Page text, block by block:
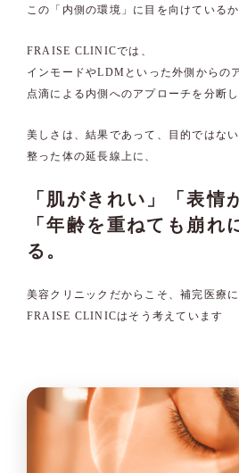
この「内側の環境」に目を向けているか
FRAISE CLINICでは、
インモードやLDMといった外側からの
点滴による内側へのアプローチを分断し
美しさは、結果であって、目的ではない
整った体の延長線上に、
「肌がきれい」「表情
「年齢を重ねても崩れ
る。
美容クリニックだからこそ、補完医療
FRAISE CLINICはそう考えています